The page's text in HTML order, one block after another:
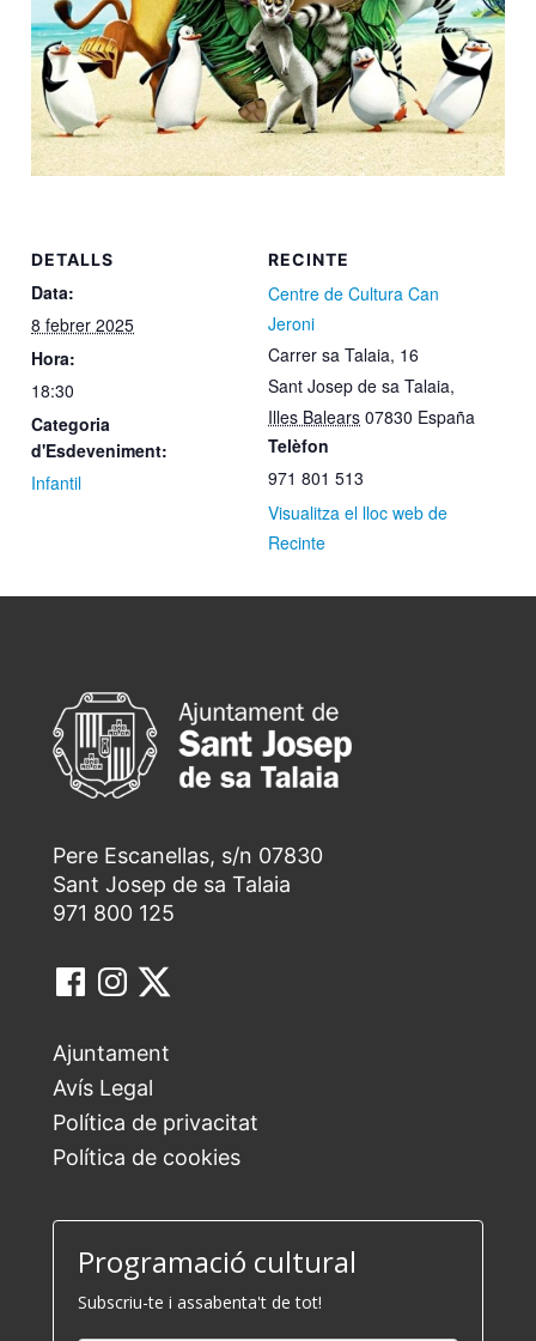
DETALLS
Data:
8 febrer 2025
Hora:
18:30
Categoria
d'Esdeveniment:
Infantil
RECINTE
Centre de Cultura Can
Jeroni
Carrer sa Talaia, 16
Sant Josep de sa Talaia,
Illes Balears 07830 España
Telèfon
971 801 513
Visualitza el lloc web de
Recinte
Pere Escanellas, s/n 07830
Sant Josep de sa Talaia
971 800 125
Ajuntament
Avís Legal
Política de privacitat
Política de cookies
Programació cultural
Subscriu-te i assabenta't de tot!